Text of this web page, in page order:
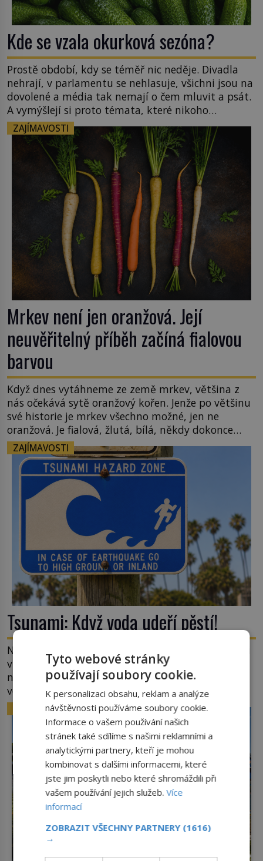
Kde se vzala okurková sezóna?
Prostě období, kdy se téměř nic neděje. Divadla
nehrají, v parlamentu se nehlasuje, všichni jsou na
dovolené a média tak nemají o čem mluvit a psát.
A vymýšlejí si proto témata, které nikoho
nezajímají. Proč je však ona letní doba spojovaná
zrovna s okurkami? Okurkovou sezónu známe už
od poloviny 19. století, ovšem jako Češi […]
ZAJÍMAVOSTI
Mrkev není jen oranžová. Její
neuvěřitelný příběh začíná fialovou
barvou
Když dnes vytáhneme ze země mrkev, většina z
nás očekává sytě oranžový kořen. Jenže po většinu
své historie je mrkev všechno možné, jen ne
oranžová. Je fialová, žlutá, bílá, někdy dokonce
téměř černá. Až díky stovkám let pečlivého
šlechtění se z ní stává zelenina, bez které si českou
zahradu ani nedokážeme představit. Její příběh je
ZAJÍMAVOSTI
Tsunami: Když voda udeří pěstí!
Nejprve špetka školometské teorie. Výraz tsunami
vznikl spojením japonských slov tsu (přístav) a
nami (vlna). Jedná se o dlouhou vlnu, která je na
volném moři takřka nepostřehnutelná. Ačkoli je
vlnová délka tsunami i 300 kilometrů, výška vlny
na volném moři je maximálně 1,5 metru. Máme se
podobné obří vlny obávat i v Evropě? Vznik
tsunami si […]
ZAJÍMAVOSTI
Tyto webové stránky
používají soubory cookie.
K personalizaci obsahu, reklam a analýze
návštěvnosti používáme soubory cookie.
Informace o vašem používání našich
stránek také sdílíme s našimi reklamními a
analytickými partnery, kteří je mohou
kombinovat s dalšími informacemi, které
jste jim poskytli nebo které shromáždili při
vašem používání jejich služeb.Více
informací
ZOBRAZIT VŠECHNY PARTNERY (1616)
→